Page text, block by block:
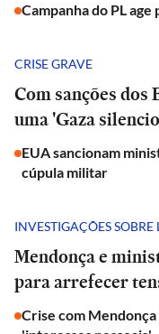
Campanha do PL
CRISE GRAVE
Com sanções dos
uma 'Gaza
EUA sancionam
cúpula militar
INVESTIGAÇÕES
Mendonça e
para arrefecer
Crise com